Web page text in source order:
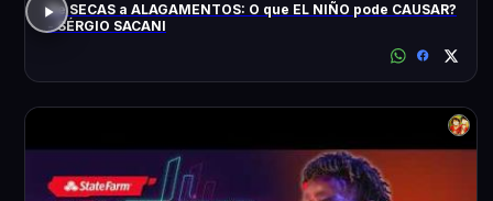
De SECAS a ALAGAMENTOS: O que EL NIÑO pode CAUSAR?
- SÉRGIO SACANI